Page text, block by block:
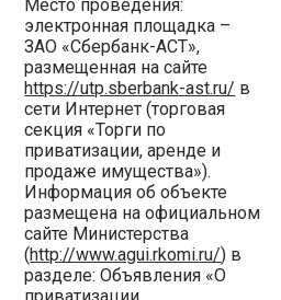
Место проведения:
электронная площадка –
ЗАО «Сбербанк-АСТ»,
размещенная на сайте
https://utp.sberbank-ast.ru/ в
сети Интернет (торговая
секция «Торги по
приватизации, аренде и
продаже имущества»).
Информация об объекте
размещена на официальном
сайте Министерства
(http://www.agui.rkomi.ru/) в
разделе: Объявления «О